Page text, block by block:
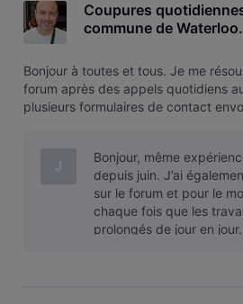
Coupures
commune de
Bonjour à toutes et tous. Je me
forum après des appels quotidiens
plusieurs formulaires de contact
de "travaux de main
J
Bonjour, même
depuis juin. J’ai
sur le forum et pour le
chaque fois que les
prolongés de jour en